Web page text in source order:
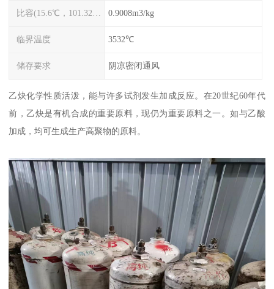
比容(15.6℃，101.325kPa) 0.9008m3/kg
临界温度 3532℃
储存要求 阴凉密闭通风
乙炔化学性质活泼，能与许多试剂发生加成反应。在20世纪60年代
前，乙炔是有机合成的重要原料，现仍为重要原料之一。如与乙酸
加成，均可生成生产高聚物的原料。